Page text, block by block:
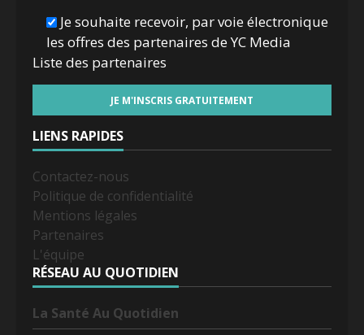
Je souhaite recevoir, par voie électronique
les offres des partenaires de YC Media
Liste des partenaires
LIENS RAPIDES
Contactez-nous
Politique de confidentialité
Mentions légales
Partenaires
L'équipe
RÉSEAU AU QUOTIDIEN
La Santé Au Quotidien